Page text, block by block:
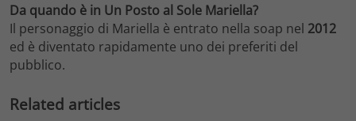
Da quando è in Un Posto al Sole Mariella?
Il personaggio di Mariella è entrato nella soap nel 2012
ed è diventato rapidamente uno dei preferiti del
pubblico.
Related articles